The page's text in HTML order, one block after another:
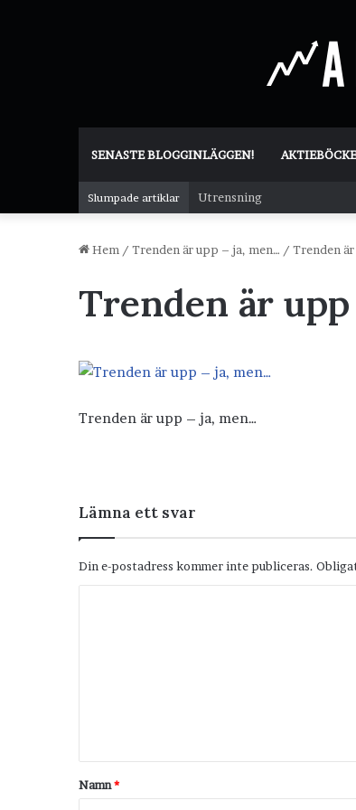
SENASTE BLOGGINLÄGGEN!
Slumpade artiklar Utrensning
Hem / Trenden är upp – ja, men… / Trenden
Trenden är
Trenden är upp – ja, men…
Lämna ett svar
Din e-postadress kommer inte publiceras.
t
a
Namn*